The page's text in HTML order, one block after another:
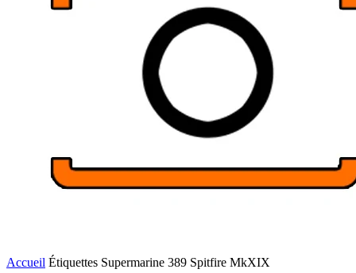
Accueil Étiquettes Supermarine 389 Spitfire MkXIX